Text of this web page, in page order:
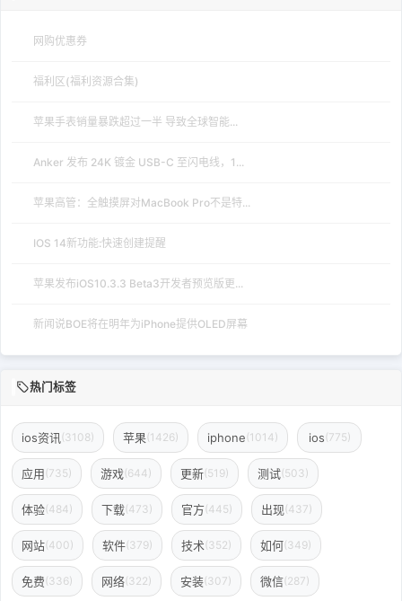
网购优惠券
福利区(福利资源合集)
苹果手表销量暴跌超过一半 导致全球智能...
Anker 发布 24K 镀金 USB-C 至闪电线，1...
苹果高管：全触摸屏对MacBook Pro不是特...
IOS 14新功能:快速创建提醒
苹果发布iOS10.3.3 Beta3开发者预览版更...
新闻说BOE将在明年为iPhone提供OLED屏幕
热门标签
ios资讯 (3108) 苹果(1426) iphone(1014) ios(775)
应用(735) 游戏(644) 更新(519) 测试(503)
体验(484) 下载(473) 官方(445) 出现(437)
网站(400) 软件(379) 技术(352) 如何(349)
免费(336) 网络(322) 安装(307) 微信(287)